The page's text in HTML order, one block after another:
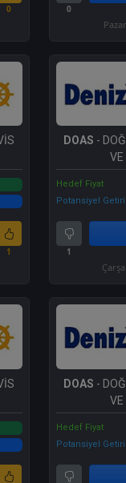
0 0
1
DOAS -
Hedef Fiyat
Potansiyel Getiri
1
DOAS -
VE
Hedef Fiyat
Potansiyel Getiri